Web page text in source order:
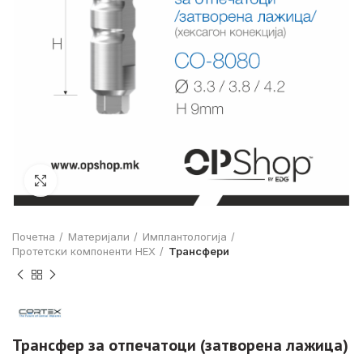
Почетна Материјали
Имплантологија
Протетски компоненти HEX
Трансфери
Трансфер за отпечатоци (затворена лажица)